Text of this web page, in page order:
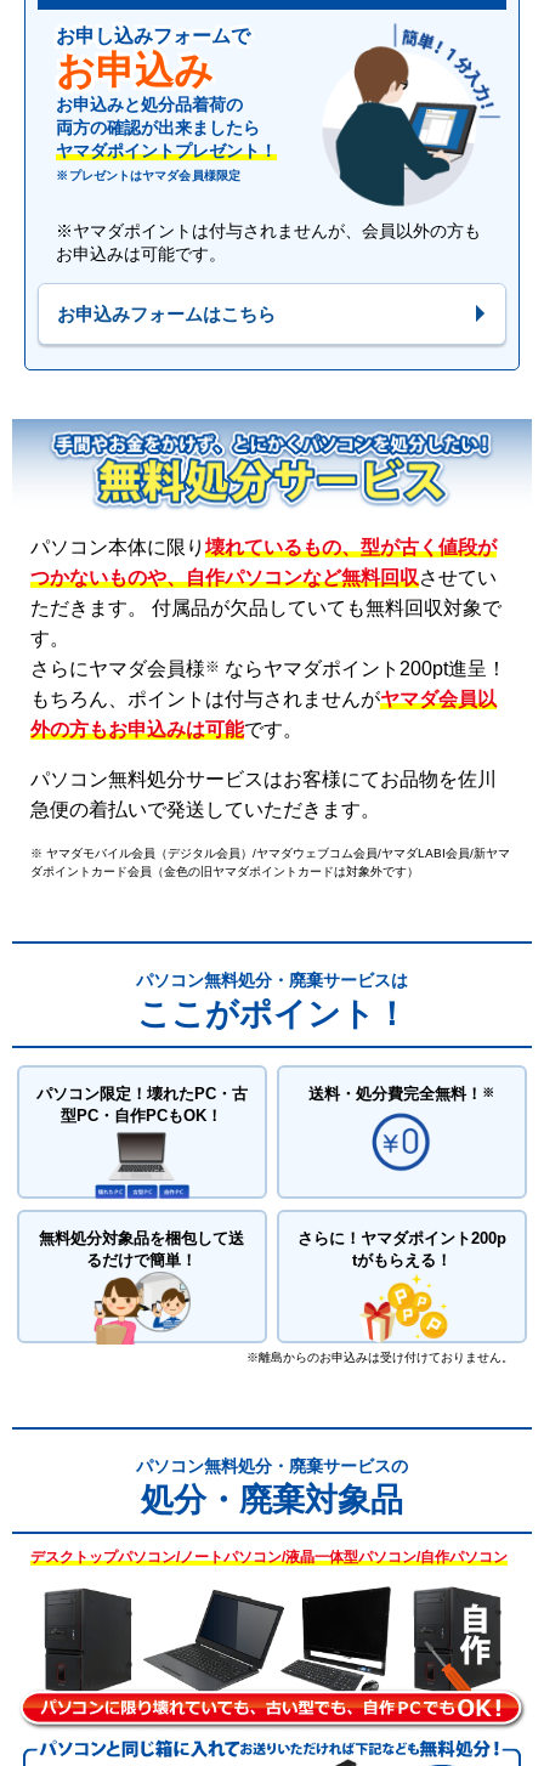
お申し込みフォームで
お申込み
お申込みと処分品着荷の
両方の確認が出来ましたら
ヤマダポイントプレゼント！
※プレゼントはヤマダ会員様限定
※ヤマダポイントは付与されませんが、会員以外の方も
お申込みは可能です。
お申込みフォームはこちら
パソコン本体に限り 壊れているもの、型が古く値段が
つかないものや、自作パソコンなど無料回収させてい
ただきます。 付属品が欠品していても無料回収対象で
す。
さらにヤマダ会員様※ ならヤマダポイント200pt進呈！
もちろん、ポイントは付与されませんがヤマダ会員以
外の方もお申込みは可能です。
パソコン無料処分サービスはお客様にてお品物を佐川
急便の着払いで発送していただきます。
※ ヤマダモバイル会員（デジタル会員）/ヤマダウェブコム会員/ヤマダLABI会員/新ヤマ
ダポイントカード会員（金色の旧ヤマダポイントカードは対象外です）
パソコン無料処分・廃棄サービスは
ここがポイント！
パソコン限定！壊れたPC・古
型PC・自作PCもOK！
送料・処分費完全無料！ ※
無料処分対象品を梱包して送
るだけで簡単！
さらに！ ヤマダポイント200p
tがもらえる！
※離島からのお申込みは受け付けておりません。
パソコン無料処分・廃棄サービスの
処分・廃棄対象品
デスクトップパソコン/ノートパソコン/液晶一体型パソコン/自作パソコン